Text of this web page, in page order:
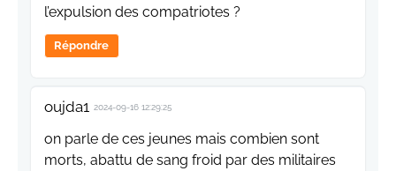
l’expulsion des compatriotes ?
Répondre
oujda1 2024-09-16 12:29:25
on parle de ces jeunes mais combien sont
morts, abattu de sang froid par des militaires